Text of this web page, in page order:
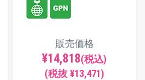
販売価格
¥14,818(税込)
(税抜 ¥13,471)